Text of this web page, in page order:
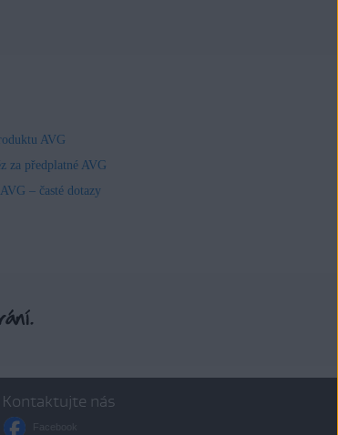
AVG
za předplatné AVG
– časté dotazy
Kontaktujte nás